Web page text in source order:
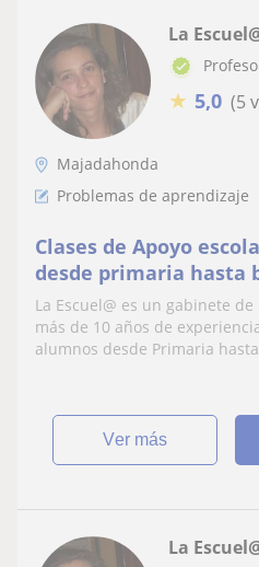
La
★ 5,0 (5
Majadahonda
Problemas de aprendizaje
Clases de Apoyo
desde primaria hasta
Estamos en Boadilla
La Escuel@ es un gabinete
más de 10 años de
alumnos desde Primaria
ver más
La